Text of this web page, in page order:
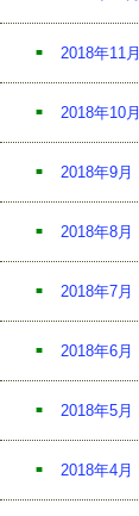
2018年11月
2018年10月
2018年9月
2018年8月
2018年7月
2018年6月
2018年5月
2018年4月